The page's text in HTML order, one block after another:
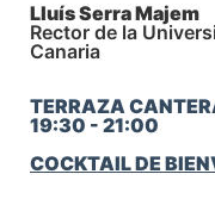
Lluís Serra Majem
Rector de la
Canaria
TERRAZA
19:30 - 21:00
COCKTAIL DE